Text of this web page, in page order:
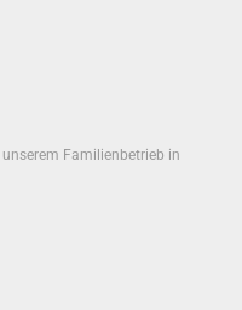
Familienbetrieb in